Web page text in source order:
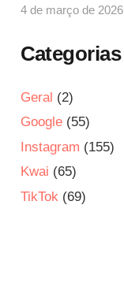
4 de março de 2026
Categorias
Geral (2)
Google(55)
Instagram (155)
Kwai (65)
TikTok(69)